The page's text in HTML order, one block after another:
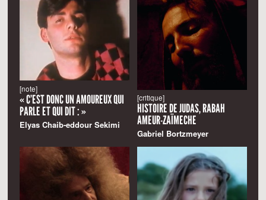
[note]
« C’EST DONC UN AMOUREUX QUI
PARLE ET QUI DIT : »
Elyas Chaib-eddour Sekimi
[critique]
HISTOIRE DE JUDAS, RABAH
AMEUR-ZAÏMECHE
Gabriel Bortzmeyer